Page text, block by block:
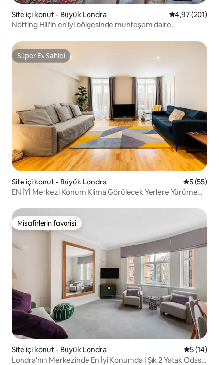
Site içi konut - Büyük Londra 5 üzerinden
4,97 (201)
Notting Hill'in en iyi bölgesinde muhteşem daire.
Süper Ev Sahibi
Süper Ev Sahibi
Site içi konut - Büyük Londra 55 (55)
EN İYİ Merkezi Konum Klima Görülecek Yerlere Yürüme
Misafirlerin favorisi
Misafirlerin favorisi
Site içi konut - Büyük Londra 55 (14)
Londra'nın Merkezinde En İyi Konumda | Şık 2 Yatak Odası,